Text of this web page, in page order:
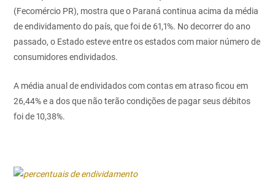
(Fecomércio PR), mostra que o Paraná continua acima da média
de endividamento do país, que foi de 61,1%. No decorrer do ano
passado, o Estado esteve entre os estados com maior número de
consumidores endividados.
A média anual de endividados com contas em atraso ficou em
26,44% e a dos que não terão condições de pagar seus débitos
foi de 10,38%.